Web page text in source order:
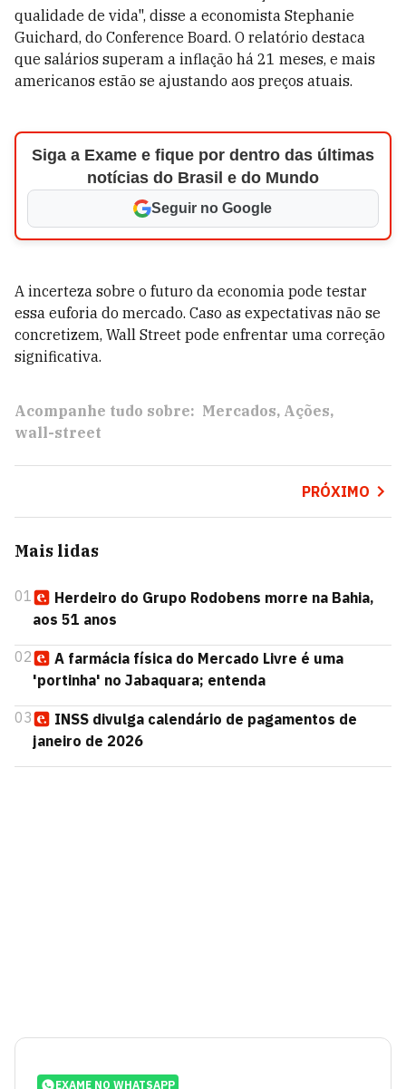
qualidade de vida", disse a economista Stephanie
Guichard, do Conference Board. O relatório destaca
que salários superam a inflação há 21 meses, e mais
americanos estão se ajustando aos preços atuais.
Siga a Exame e fique por dentro das últimas
notícias do Brasil e do Mundo
Seguir no Google
A incerteza sobre o futuro da economia pode testar
essa euforia do mercado. Caso as expectativas não se
concretizem, Wall Street pode enfrentar uma correção
significativa.
Acompanhe tudo sobre: Mercados Ações
wall-street
PRÓXIMO
Mais lidas
01
Herdeiro do Grupo Rodobens morre na Bahia,
aos 51 anos
02
A farmácia física do Mercado Livre é uma
'portinha' no Jabaquara; entenda
03
INSS divulga calendário de pagamentos de
janeiro de 2026
EXAME NO WHATSAPP